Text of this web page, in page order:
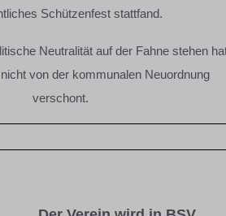
Schützenfest stattfand.
Neutralität auf der Fahne stehen
von der kommunalen Neuordnung
verschont.